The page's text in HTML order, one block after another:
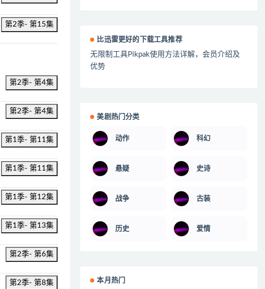
第2季- 第15集
第2季- 第4集
第2季- 第4集
第1季- 第11集
第1季- 第11集
第1季- 第12集
第1季- 第13集
第2季- 第6集
第2季- 第8集
比迅雷更好的下载工具推荐
无限制工具Pikpak使用方法详解，会员介绍及
优势
美剧热门分类
动作 科幻
悬疑 史诗
战争 古装
历史 爱情
本月热门